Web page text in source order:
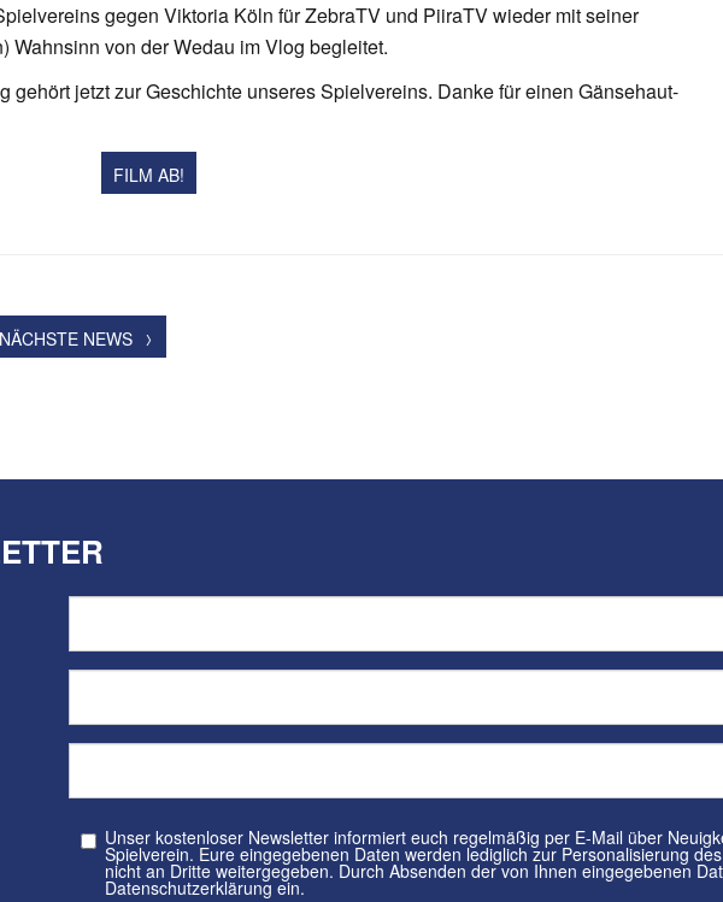
gegen Viktoria Köln für ZebraTV und PiiraTV wieder mit seiner
Wahnsinn von der Wedau im Vlog begleitet.
gehört jetzt zur Geschichte unseres Spielvereins. Danke für einen Gänsehaut-
FILM AB!
NÄCHSTE NEWS
Unser kostenloser Newsletter informiert euch regelmäßig per E-Mail über Neuigkeiten rund um euren
Spielverein. Eure eingegebenen Daten werden lediglich zur Personalisierung des Newsletters verwendet und
nicht an Dritte weitergegeben. Durch Absenden der von Ihnen eingegebenen Daten willigt ihr in die
Datenschutzerklärung ein.